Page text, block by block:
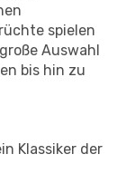
spielen
Auswahl
bis hin zu
Klassiker der